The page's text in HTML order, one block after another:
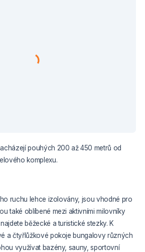
pouhých 200 až 450 metrů od
komplexu.
ruchu lehce izolovány, jsou vhodné pro
také oblíbené mezi aktivními milovníky
běžecké a turistické stezky. K
a čtyřlůžkové pokoje bungalovy různých
využívat bazény, sauny, sportovní